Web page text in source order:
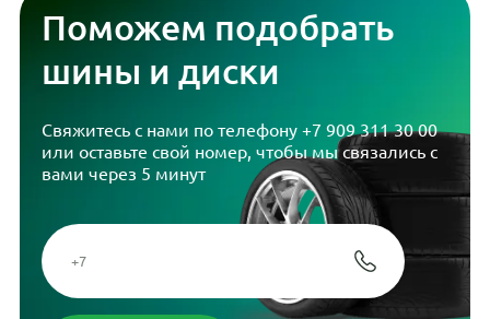
Поможем подобрать
шины и диски
Свяжитесь с нами по телефону +7 909 311 30 00
или оставьте свой номер, чтобы мы связались с
вами через 5 минут